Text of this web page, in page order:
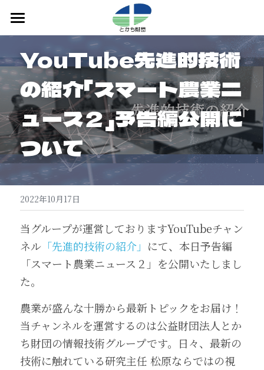
Home
トピックス
開発製品紹介
Products(English)
検索
とかち財団ホームページ
YouTube先進的技術
の紹介「スマート農業ニ
ュース２」予告編公開に
ついて
2022年10月17日
当グループが運営しておりますYouTubeチャン
ネル 「先進的技術の紹介」 にて、本日予告編
「スマート農業ニュース２」を公開いたしまし
た。
農業が盛んな十勝から最新トピックをお届け！
当チャンネルを運営するのは公益財団法人とか
ち財団の情報技術グループです。日々、最新の
技術に触れている研究主任 松原ならではの視